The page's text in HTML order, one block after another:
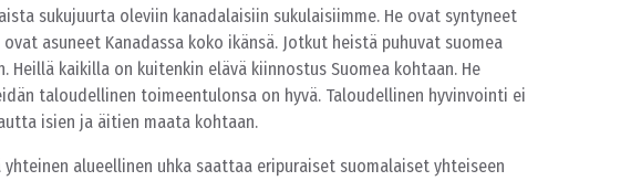
sukujuurta oleviin kanadalaisiin sukulaisiimme. He ovat syntyneet
asuneet Kanadassa koko ikänsä. Jotkut heistä puhuvat suomea
kaikilla on kuitenkin elävä kiinnostus Suomea kohtaan. He
taloudellinen toimeentulonsa on hyvä. Taloudellinen hyvinvointi ei
isien ja äitien maata kohtaan.
alueellinen uhka saattaa eripuraiset suomalaiset yhteiseen